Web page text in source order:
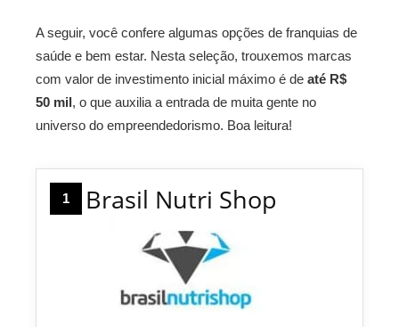
A seguir, você confere algumas opções de franquias de
saúde e bem estar. Nesta seleção, trouxemos marcas
com valor de investimento inicial máximo é de até R$
50 mil, o que auxilia a entrada de muita gente no
universo do empreendedorismo. Boa leitura!
1 Brasil Nutri Shop